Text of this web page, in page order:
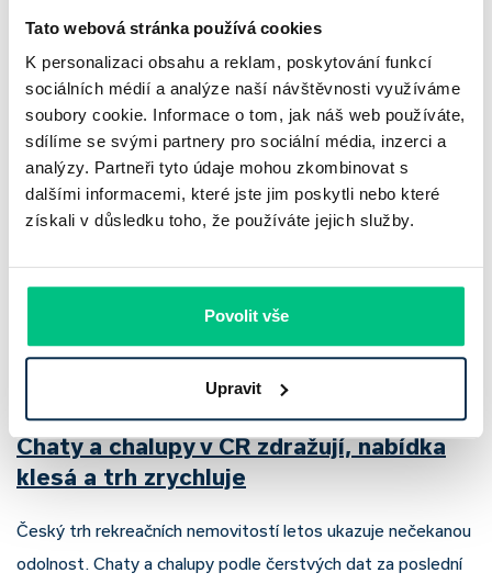
Tato webová stránka používá cookies
K personalizaci obsahu a reklam, poskytování funkcí
sociálních médií a analýze naší návštěvnosti využíváme
soubory cookie. Informace o tom, jak náš web používáte,
sdílíme se svými partnery pro sociální média, inzerci a
analýzy. Partneři tyto údaje mohou zkombinovat s
dalšími informacemi, které jste jim poskytli nebo které
získali v důsledku toho, že používáte jejich služby.
Povolit vše
Upravit
Nepřehlédněte
Chaty a chalupy v ČR zdražují, nabídka
klesá a trh zrychluje
Český trh rekreačních nemovitostí letos ukazuje nečekanou
odolnost. Chaty a chalupy podle čerstvých dat za poslední